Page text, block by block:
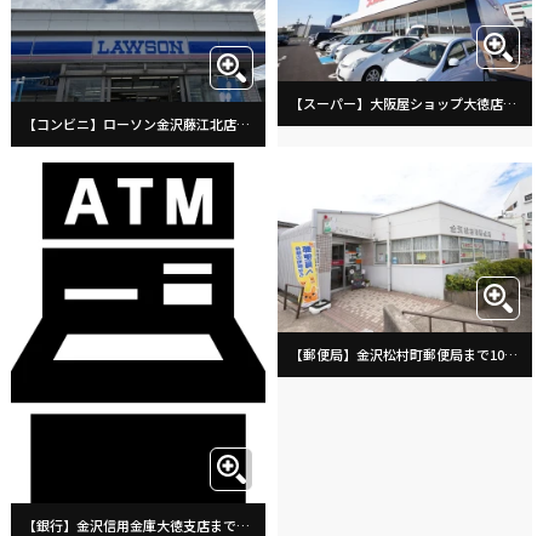
【コンビニ】ローソン金沢藤江北店まで560m
【スーパー】大阪屋ショップ大徳店まで560m
【銀行】金沢信用金庫大徳支店まで720m
【郵便局】金沢松村町郵便局まで1040m